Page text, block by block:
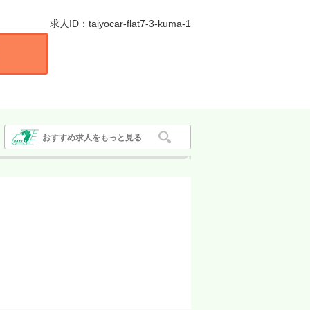
求人ID：taiyocar-flat7-3-kuma-1
おすすめ求人をもっと見る